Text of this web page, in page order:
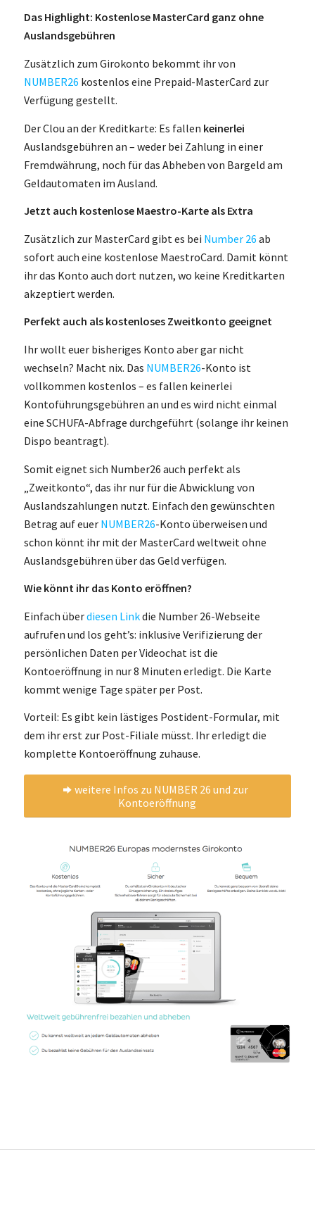
Das Highlight: Kostenlose MasterCard ganz ohne
Auslandsgebühren
Zusätzlich zum Girokonto bekommt ihr von
NUMBER26 kostenlos eine Prepaid-MasterCard zur
Verfügung gestellt.
Der Clou an der Kreditkarte: Es fallen keinerlei
Auslandsgebühren an – weder bei Zahlung in einer
Fremdwährung, noch für das Abheben von Bargeld am
Geldautomaten im Ausland.
Jetzt auch kostenlose Maestro-Karte als Extra
Zusätzlich zur MasterCard gibt es bei Number 26 ab
sofort auch eine kostenlose MaestroCard. Damit könnt
ihr das Konto auch dort nutzen, wo keine Kreditkarten
akzeptiert werden.
Perfekt auch als kostenloses Zweitkonto geeignet
Ihr wollt euer bisheriges Konto aber gar nicht
wechseln? Macht nix. Das NUMBER26-Konto ist
vollkommen kostenlos – es fallen keinerlei
Kontoführungsgebühren an und es wird nicht einmal
eine SCHUFA-Abfrage durchgeführt (solange ihr keinen
Dispo beantragt).
Somit eignet sich Number26 auch perfekt als
„Zweitkonto“, das ihr nur für die Abwicklung von
Auslandszahlungen nutzt. Einfach den gewünschten
Betrag auf euer NUMBER26-Konto überweisen und
schon könnt ihr mit der MasterCard weltweit ohne
Auslandsgebühren über das Geld verfügen.
Wie könnt ihr das Konto eröffnen?
Einfach überdiesen Linkdie Number 26-Webseite
aufrufen und los geht’s: inklusive Verifizierung der
persönlichen Daten per Videochat ist die
Kontoeröffnung in nur 8 Minuten erledigt. Die Karte
kommt wenige Tage später per Post.
Vorteil: Es gibt kein lästiges Postident-Formular, mit
dem ihr erst zur Post-Filiale müsst. Ihr erledigt die
komplette Kontoeröffnung zuhause.
weitere Infos zu NUMBER 26 und zur
Kontoeröffnung